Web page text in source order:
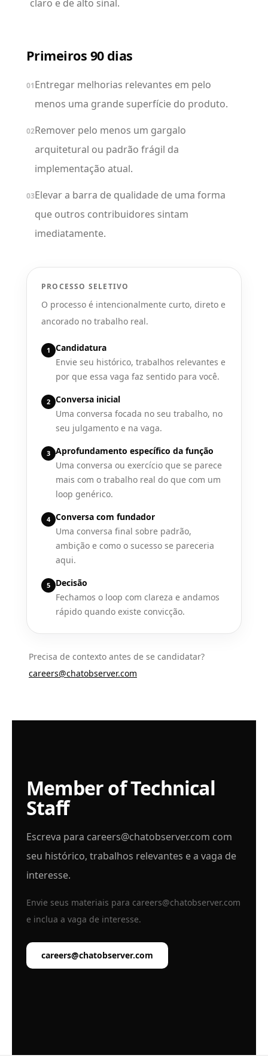
claro e de alto sinal.
Primeiros 90 dias
01Entregar melhorias relevantes em pelo
menos uma grande superfície do produto.
02Remover pelo menos um gargalo
arquitetural ou padrão frágil da
implementação atual.
03Elevar a barra de qualidade de uma forma
que outros contribuidores sintam
imediatamente.
PROCESSO SELETIVO
O processo é intencionalmente curto, direto e
ancorado no trabalho real.
1
Candidatura
Envie seu histórico, trabalhos relevantes e
por que essa vaga faz sentido para você.
2 Conversa inicial
Uma conversa focada no seu trabalho, no
seu julgamento e na vaga.
3 Aprofundamento específico da função
Uma conversa ou exercício que se parece
mais com o trabalho real do que com um
loop genérico.
4 Conversa com fundador
Uma conversa final sobre padrão,
ambição e como o sucesso se pareceria
aqui.
5
Decisão
Fechamos o loop com clareza e andamos
rápido quando existe convicção.
Precisa de contexto antes de se candidatar?
careers@chatobserver.com
Member of Technical
Staff
Escreva para careers@chatobserver.com com
seu histórico, trabalhos relevantes e a vaga de
interesse.
Envie seus materiais para careers@chatobserver.com
e inclua a vaga de interesse.
careers@chatobserver.com